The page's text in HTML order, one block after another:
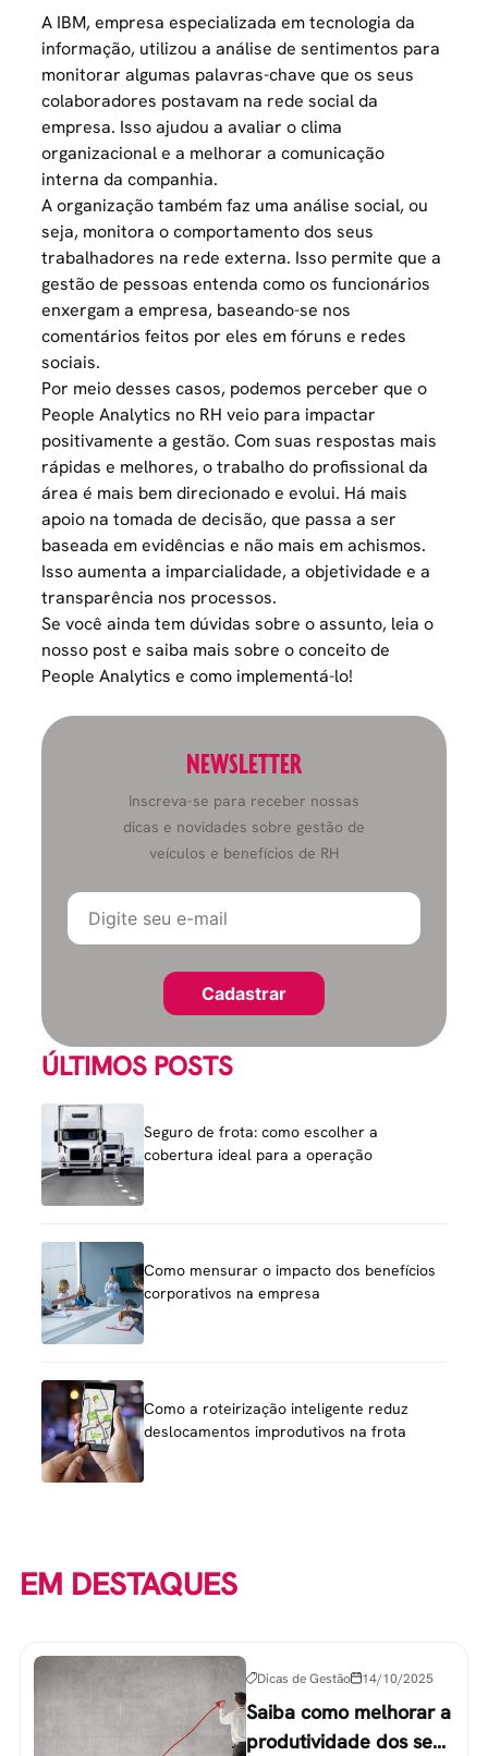
A IBM, empresa especializada em tecnologia da
informação, utilizou a análise de sentimentos para
monitorar algumas palavras-chave que os seus
colaboradores postavam na rede social da
empresa. Isso ajudou a avaliar o clima
organizacional e a melhorar a comunicação
interna da companhia.
A organização também faz uma análise social, ou
seja, monitora o comportamento dos seus
trabalhadores na rede externa. Isso permite que a
gestão de pessoas entendacomo os funcionários
enxergam a empresa, baseando-se nos
comentários feitos por eles em fóruns e redes
sociais.
Por meio desses casos, podemos perceber que o
People Analytics no RH veio para impactar
positivamente a gestão. Com suas respostas mais
rápidas e melhores, o trabalho do profissional da
área é mais bem direcionado e evolui. Há mais
apoio na tomada de decisão, que passa a ser
baseada em evidências e não mais em achismos.
Isso aumenta a imparcialidade, a objetividade e a
transparência nos processos.
Se você ainda tem dúvidas sobre o assunto, leia o
nosso post e saiba mais sobre oconceito de
People Analytics e como implementá-lo!
NEWSLETTER
Inscreva-se para receber nossas
dicas e novidades sobre gestão de
veículos e benefícios de RH
ÚLTIMOS POSTS
Seguro de frota: como escolher a
cobertura ideal para a operação
Como mensurar o impacto dos benefícios
corporativos na empresa
Como a roteirização inteligente reduz
deslocamentos improdutivos na frota
EM DESTAQUES
Dicas de Gestão 14/10/2025
Saiba como melhorar a
produtividade dos seus